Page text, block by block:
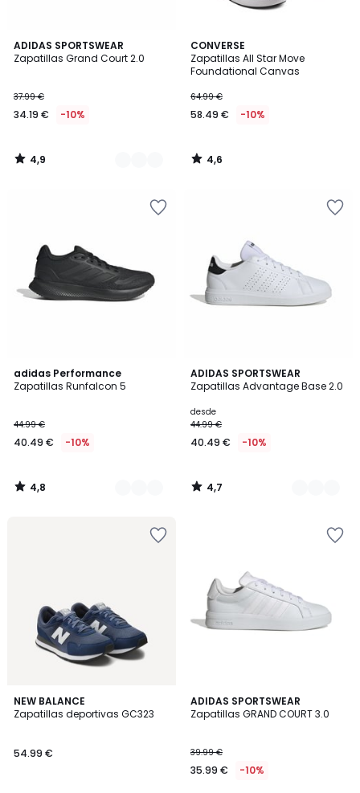
ADIDAS SPORTSWEAR
Zapatillas Grand Court 2.0
37.99 €
34.19 € -10%
4,9
/ 5
2
Colores
4,9
/
CONVERSE
Zapatillas All Star Move
Foundational Canvas
64.99 €
58.49 € -10%
4,6
/ 5
4,6
/
adidas Performance
Zapatillas Runfalcon 5
44.99 €
40.49 € -10%
4,8
/ 5
2
Colores
4,8
/
ADIDAS SPORTSWEAR
Zapatillas Advantage Base 2.0
desde
44.99 €
40.49 € -10%
4,7
/ 5
4
Colores
4,7
/
NEW BALANCE
Zapatillas deportivas GC323
54.99 €
5
/
2
Colores
ADIDAS SPORTSWEAR
Zapatillas GRAND COURT 3.0
39.99 €
35.99 € -10%
4,9
/ 5
4
Colores